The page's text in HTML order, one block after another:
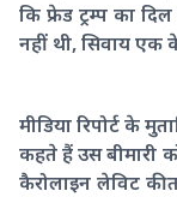
कि फ्रेड ट्रम्प का
नहीं थी, सिवाय एक
मीडिया रिपोर्ट के
कहते हैं उस बीमारी
कैरोलाइन लेविट की